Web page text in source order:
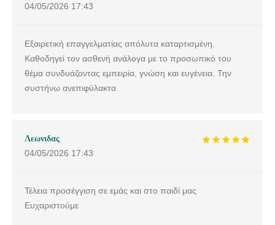
04/05/2026 17:43
Εξαιρετική επαγγελματίας απόλυτα καταρτισμένη.
Καθοδηγεί τον ασθενή ανάλογα με το προσωπικό του
θέμα συνδυάζοντας εμπειρία, γνώση και ευγένεια. Την
συστήνω ανεπιφύλακτα
Λεωνιδας
04/05/2026 17:43
Τέλεια προσέγγιση σε εμάς και στο παιδί μας
Ευχαριστούμε